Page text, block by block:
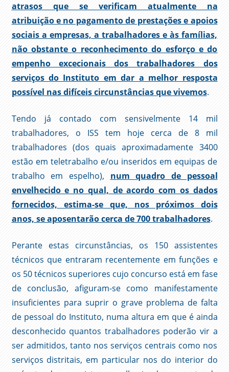
atrasos que se verificam atualmente na
atribuição e no pagamento de prestações e apoios
sociais a empresas, a trabalhadores e às famílias,
não obstante o reconhecimento do esforço e do
empenho excecionais dos trabalhadores dos
serviços do Instituto em dar a melhor resposta
possível nas difíceis circunstâncias que vivemos.
Tendo já contado com sensivelmente 14 mil
trabalhadores, o ISS tem hoje cerca de 8 mil
trabalhadores (dos quais aproximadamente 3400
estão em teletrabalho e/ou inseridos em equipas de
trabalho em espelho), num quadro de pessoal
envelhecido e no qual, de acordo com os dados
fornecidos, estima-se que, nos próximos dois
anos, se aposentarão cerca de 700 trabalhadores.
Perante estas circunstâncias, os 150 assistentes
técnicos que entraram recentemente em funções e
os 50 técnicos superiores cujo concurso está em fase
de conclusão, afiguram-se como manifestamente
insuficientes para suprir o grave problema de falta
de pessoal do Instituto, numa altura em que é ainda
desconhecido quantos trabalhadores poderão vir a
ser admitidos, tanto nos serviços centrais como nos
serviços distritais, em particular nos do interior do